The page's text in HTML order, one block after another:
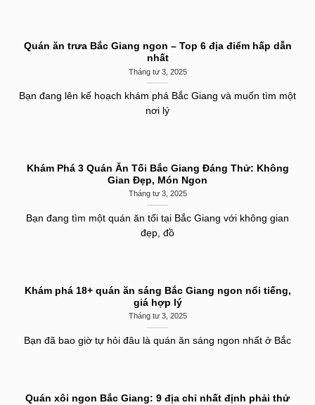
Quán ăn trưa Bắc Giang ngon – Top 6 địa điểm hấp dẫn
nhất
Tháng tư 3, 2025
Bạn đang lên kế hoạch khám phá Bắc Giang và muốn tìm một
nơi lý
Khám Phá 3 Quán Ăn Tối Bắc Giang Đáng Thử: Không
Gian Đẹp, Món Ngon
Tháng tư 3, 2025
Bạn đang tìm một quán ăn tối tại Bắc Giang với không gian
đẹp, đồ
Khám phá 18+ quán ăn sáng Bắc Giang ngon nổi tiếng,
giá hợp lý
Tháng tư 3, 2025
Bạn đã bao giờ tự hỏi đâu là quán ăn sáng ngon nhất ở Bắc
Quán xôi ngon Bắc Giang: 9 địa chỉ nhất định phải thử